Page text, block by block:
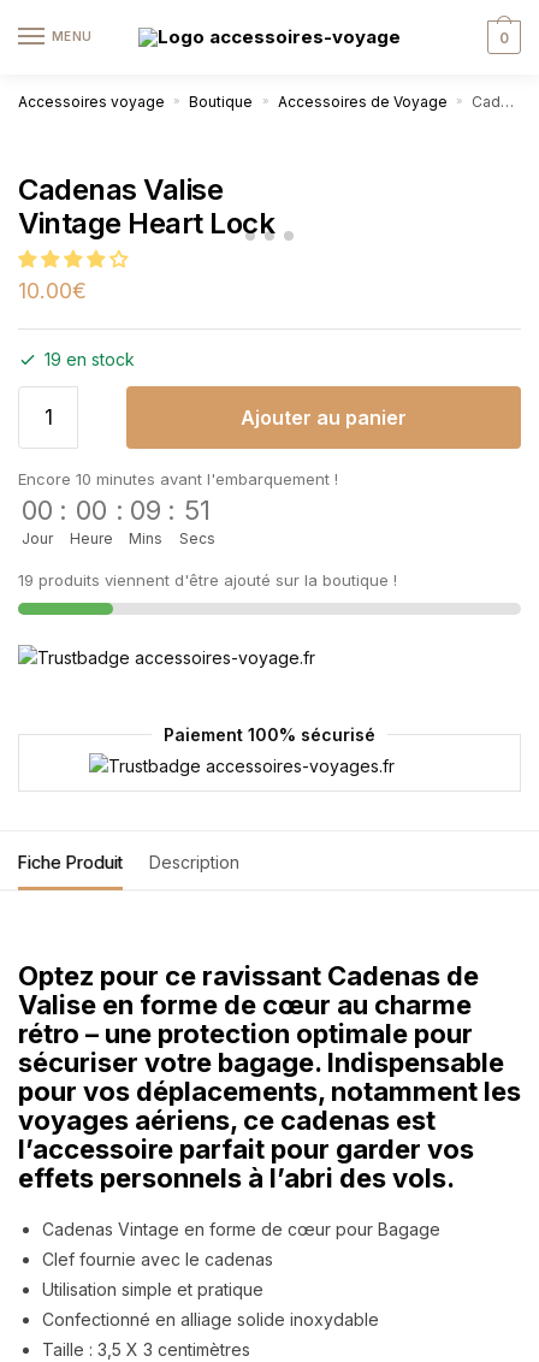
MENU 0
Accessoires voyage » Boutique » Accessoires de Voyage » Cadenas Valise Vintage Heart Lock
Cadenas Valise
Vintage Heart Lock
10.00€
19 en stock
Ajouter au panier
Encore 10 minutes avant l'embarquement !
00
Jour
: 00
Heure
: 09
Mins
: 51
Secs
19 produits viennent d'être ajouté sur la boutique !
Paiement 100% sécurisé
Fiche Produit Description
Optez pour ce ravissant Cadenas de
Valise en forme de cœur au charme
rétro – une protection optimale pour
sécuriser votre bagage. Indispensable
pour vos déplacements, notamment les
voyages aériens, ce cadenas est
l’accessoire parfait pour garder vos
effets personnels à l’abri des vols.
Cadenas Vintage en forme de cœur pour Bagage
Clef fournie avec le cadenas
Utilisation simple et pratique
Confectionné en alliage solide inoxydable
Taille : 3,5 X 3 centimètres